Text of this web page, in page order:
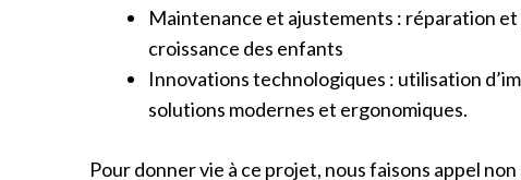
Maintenance et ajustements : réparation
croissance des enfants
Innovations technologiques : utilisation
solutions modernes et ergonomiques.
Pour donner vie à ce projet, nous faisons appel